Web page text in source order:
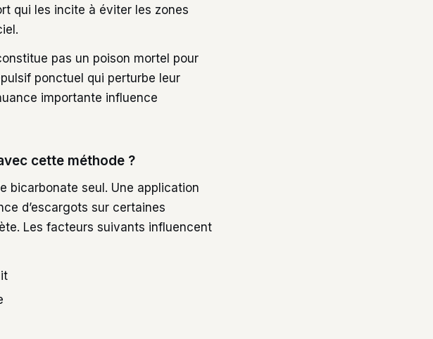
qui les incite à éviter les zones
pas un poison mortel pour
ponctuel qui perturbe leur
importante influence
cette méthode ?
bicarbonate seul. Une application
d’escargots sur certaines
Les facteurs suivants influencent